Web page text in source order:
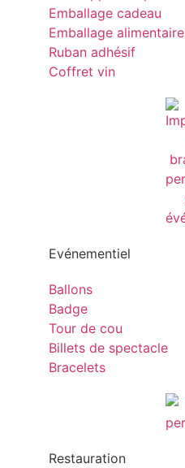
Emballage cadeau
Emballage alimentaire
Ruban adhésif
Coffret vin
Evénementiel
Ballons
Badge
Tour de cou
Billets de spectacle
Bracelets
Restauration